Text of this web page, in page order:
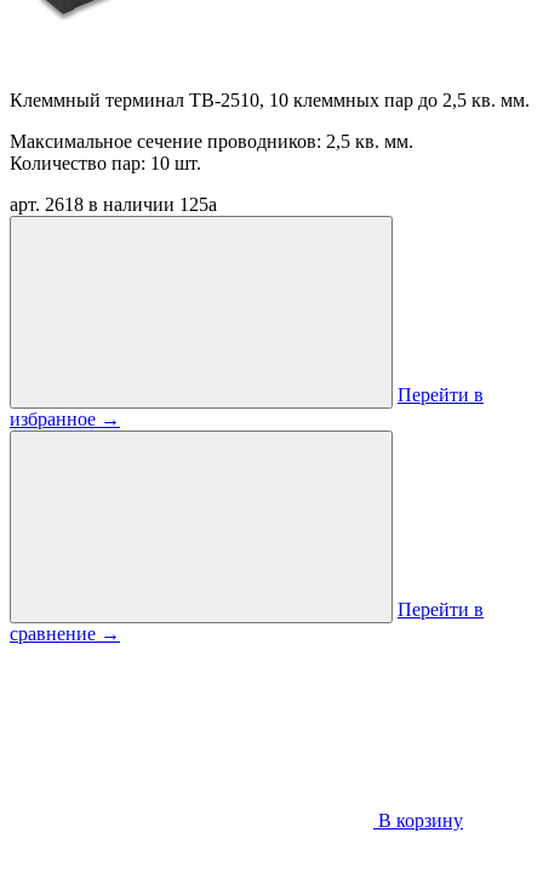
Клеммный терминал TB-2510, 10 клеммных пар до 2,5 кв. мм.
Максимальное сечение проводников: 2,5 кв. мм.
Количество пар: 10 шт.
арт. 2618 в наличии 125a
Перейти в
избранное →
Перейти в
сравнение →
В корзину